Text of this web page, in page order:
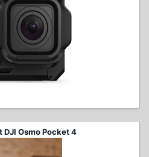
DJI Osmo Pocket 4